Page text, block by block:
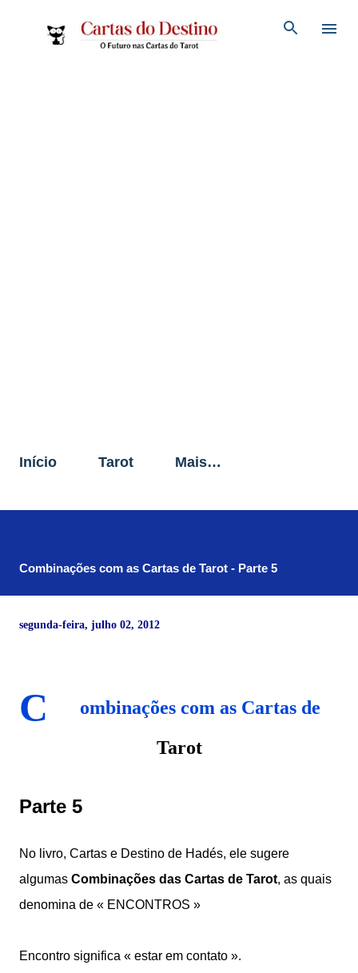
Pular para o conteúdo principal
Início Tarot Mais…
Combinações com as Cartas de Tarot - Parte 5
segunda-feira, julho 02, 2012
C
ombinações com as Cartas de
Tarot
Parte 5
No livro, Cartas e Destino de Hadés, ele sugere
algumas Combinações das Cartas de Tarot, as quais
denomina de « ENCONTROS »
Encontro significa « estar em contato ».